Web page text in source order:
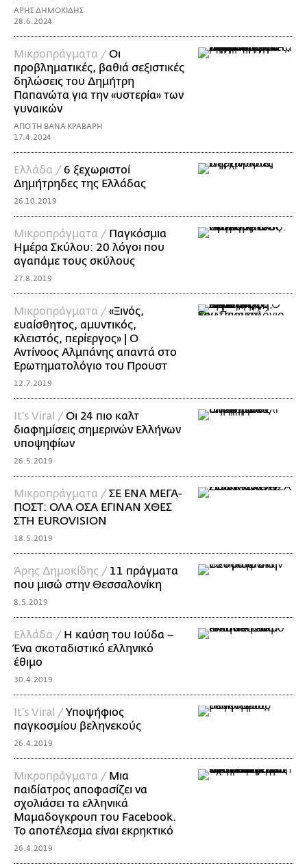
ΑΡΗΣ ΔΗΜΟΚΙΔΗΣ
28.6.2024
Mικροπράγματα /Οι
προβληματικές, βαθιά σεξιστικές
δηλώσεις του Δημήτρη
Παπανώτα για την «υστερία» των
γυναικών
ΑΠΟ ΤΗ ΒΑΝΑ ΚΡΑΒΑΡΗ
17.4.2024
Ελλάδα / 6 ξεχωριστοί
Δημήτρηδες της Ελλάδας
26.10.2019
Mικροπράγματα / Παγκόσμια
Ημέρα Σκύλου: 20 λόγοι που
αγαπάμε τους σκύλους
27.8.2019
Mικροπράγματα /«Ξινός,
ευαίσθητος, αμυντικός,
κλειστός, περίεργος» | O
Αντίνοος Αλμπάνης απαντά στο
Ερωτηματολόγιο του Προυστ
12.7.2019
It's Viral /Οι 24 πιο καλτ
διαφημίσεις σημερινών Ελλήνων
υποψηφίων
26.5.2019
Mικροπράγματα /ΣΕ ΕΝΑ ΜΕΓΑ-
ΠΟΣΤ: ΟΛΑ ΟΣΑ ΕΓΙΝΑΝ ΧΘΕΣ
ΣΤΗ EUROVISION
18.5.2019
Άρης Δημοκίδης / 11 πράγματα
που μισώ στην Θεσσαλονίκη
8.5.2019
Ελλάδα / Η καύση του Ιούδα –
Ένα σκοταδιστικό ελληνικό
έθιμο
30.4.2019
It's Viral /Υποψήφιος
παγκοσμίου βεληνεκούς
26.4.2019
Mικροπράγματα / Μια
παιδίατρος αποφασίζει να
σχολιάσει τα ελληνικά
Μαμαδογκρουπ του Facebook.
Το αποτέλεσμα είναι εκρηκτικό
26.4.2019